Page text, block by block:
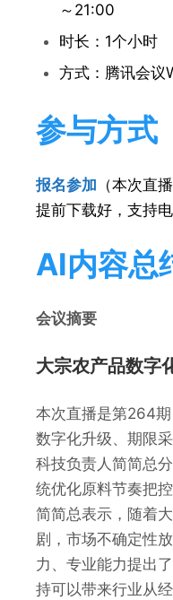
～21:00
时长：1个小时
方式：腾讯会议
参与方式
报名参加 （本次直
提前下载好，支持电
AI内容总
会议摘要
大宗农产品数字
本次直播是第264
数字化升级、期限
科技负责人简简总
统优化原料节奏把
简简总表示，随着
剧，市场不确定性
力、专业能力提出
持可以带来行业从